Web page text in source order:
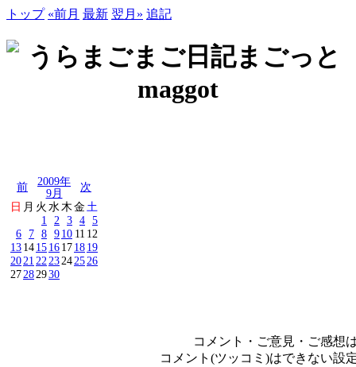
トップ «前月 最新 翌月» 追記
前
2009年
9月
次
日 月 火 水 木金 土
1
2 3 4 5
6
7 8 910 11 12
13141516171819
2021 22 23242526
27282930
コメント・ご意見・ご感想
コメント(ツッコミ)はできない設